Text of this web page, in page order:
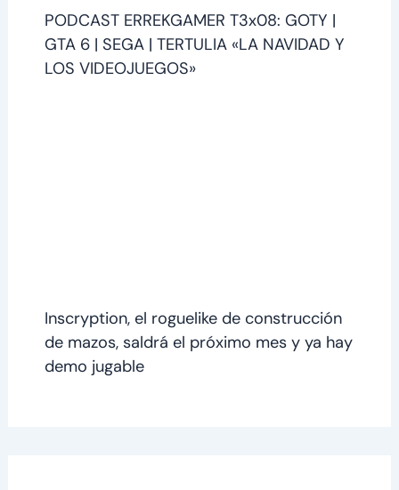
PODCAST ERREKGAMER T3x08: GOTY |
GTA 6 | SEGA | TERTULIA «LA NAVIDAD Y
LOS VIDEOJUEGOS»
Inscryption, el roguelike de construcción
de mazos, saldrá el próximo mes y ya hay
demo jugable